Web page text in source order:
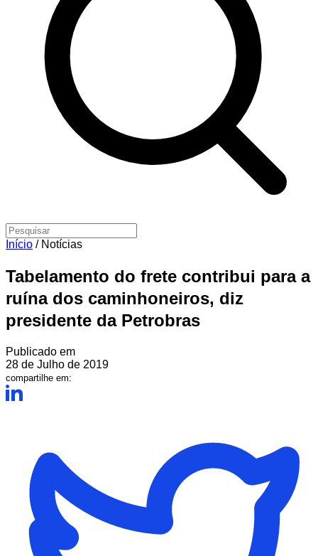
Início / Notícias
Tabelamento do frete contribui para a
ruína dos caminhoneiros, diz
presidente da Petrobras
Publicado em
28 de Julho de 2019
compartilhe em: